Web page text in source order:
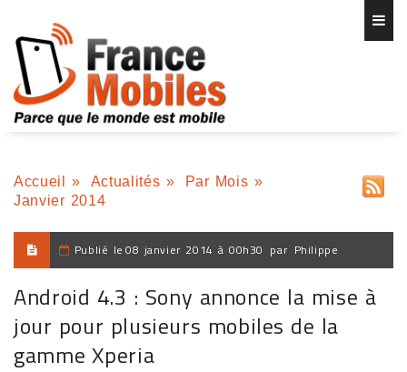
Accueil » Actualités » Par Mois »
Janvier 2014
Publié le 08 janvier 2014 à 00h30 par Philippe
Android 4.3 : Sony annonce la mise à
jour pour plusieurs mobiles de la
gamme Xperia